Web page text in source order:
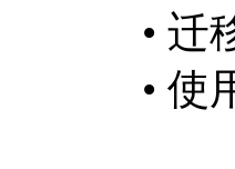
• 迁
• 使